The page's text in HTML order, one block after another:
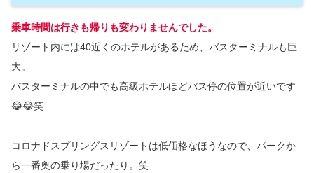
乗車時間は行きも帰りも変わりませんでした。
リゾート内には40近くのホテルがあるため、バスターミナルも巨
大。
バスターミナルの中でも高級ホテルほどバス停の位置が近いです
😂😂笑
コロナドスプリングスリゾートは低価格なほうなので、パークか
ら一番奥の乗り場だったり。笑